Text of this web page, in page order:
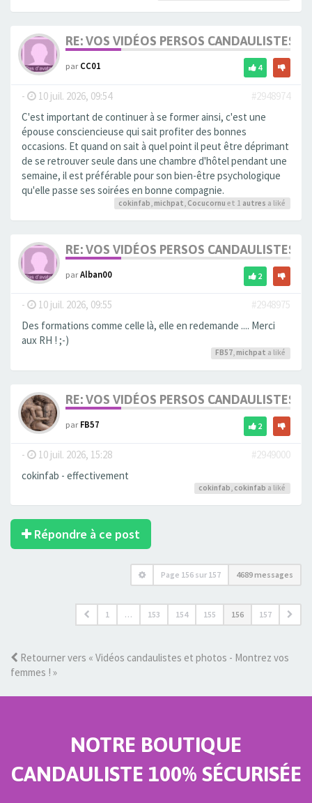
RE: VOS VIDÉOS PERSOS CANDAULISTES
parCC01 4
- 10 juil. 2026, 09:54
#2948974
C'est important de continuer à se former ainsi, c'est une
épouse consciencieuse qui sait profiter des bonnes
occasions. Et quand on sait à quel point il peut être déprimant
de se retrouver seule dans une chambre d'hôtel pendant une
semaine, il est préférable pour son bien-être psychologique
qu'elle passe ses soirées en bonne compagnie.
cokinfab michpat Cocucornu et 1 autres a liké
RE: VOS VIDÉOS PERSOS CANDAULISTES
parAlban00 2
- 10 juil. 2026, 09:55
#2948975
Des formations comme celle là, elle en redemande .... Merci
aux RH ! ;-)
FB57, michpat a liké
RE: VOS VIDÉOS PERSOS CANDAULISTES
parFB57 2
- 10 juil. 2026, 15:28
#2949000
cokinfab - effectivement
cokinfab, cokinfab a liké
Répondre à ce post
Page 156 sur 157 4689 messages
1 … 153 154 155 156 157
Retourner vers « Vidéos candaulistes et photos - Montrez vos
femmes ! »
NOTRE BOUTIQUE
CANDAULISTE 100% SÉCURISÉE